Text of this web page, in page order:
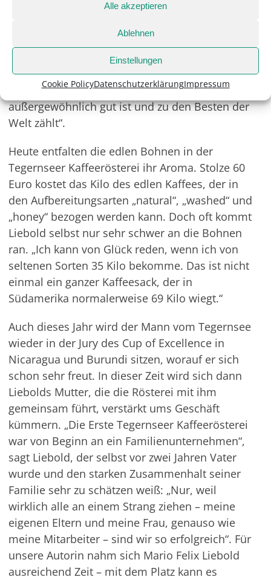
Alle akzeptieren
Ablehnen
Einstellungen
Cookie PolicyDatenschutzerklärungImpressum
dann leider nicht mehr erleben konnte, als sein
unglaublich, dass die Finca Santa Rosa 2016
gleich nochmals den Cup of Excellence
gewinnen konnte: „Das ist die Bestätigung
dafür, dass dieser Kaffee wirklich unglaublich,
außergewöhnlich gut ist und zu den Besten der
Welt zählt“.
Heute entfalten die edlen Bohnen in der
Tegernseer Kaffeerösterei ihr Aroma. Stolze 60
Euro kostet das Kilo des edlen Kaffees, der in
den Aufbereitungsarten „natural“, „washed“ und
„honey“ bezogen werden kann. Doch oft kommt
Liebold selbst nur sehr schwer an die Bohnen
ran. „Ich kann von Glück reden, wenn ich von
seltenen Sorten 35 Kilo bekomme. Das ist nicht
einmal ein ganzer Kaffeesack, der in
Südamerika normalerweise 69 Kilo wiegt.“
Auch dieses Jahr wird der Mann vom Tegernsee
wieder in der Jury des Cup of Excellence in
Nicaragua und Burundi sitzen, worauf er sich
schon sehr freut. In dieser Zeit wird sich dann
Liebolds Mutter, die die Rösterei mit ihm
gemeinsam führt, verstärkt ums Geschäft
kümmern. „Die Erste Tegernseer Kaffeerösterei
war von Beginn an ein Familienunternehmen“,
sagt Liebold, der selbst vor zwei Jahren Vater
wurde und den starken Zusammenhalt seiner
Familie sehr zu schätzen weiß: „Nur, weil
wirklich alle an einem Strang ziehen – meine
eigenen Eltern und meine Frau, genauso wie
meine Mitarbeiter – sind wir so erfolgreich“. Für
unsere Autorin nahm sich Mario Felix Liebold
ausreichend Zeit – mit dem Platz kann es